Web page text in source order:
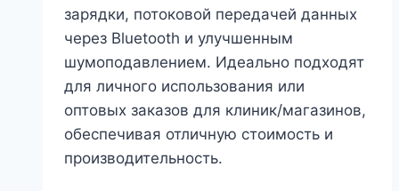
зарядки, потоковой передачей данных
через Bluetooth и улучшенным
шумоподавлением. Идеально подходят
для личного использования или
оптовых заказов для клиник/магазинов,
обеспечивая отличную стоимость и
производительность.